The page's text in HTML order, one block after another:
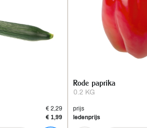
€ 2,29
€ 1,99
0.2 KG
Rode paprika
prijs
ledenprijs